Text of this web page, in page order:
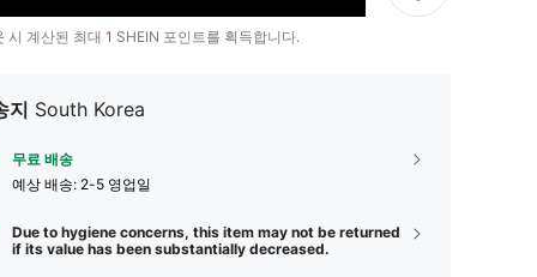
시 계산된 최대 1 SHEIN 포인트를 획득합니다.
지 South Korea
무료 배송
예상 배송: 2-5 영업일
Due to hygiene concerns, this item may not be returned
if its value has been substantially decreased.